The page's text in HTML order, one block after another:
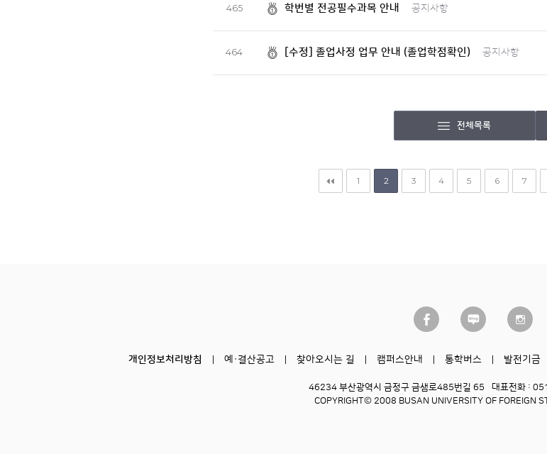
465 학번별 전공필수과목 안내 공지사항
464 [수정] 졸업사정 업무 안내 (졸업학점확인) 공지사항
전체목록
1 2 3 4 5 6 7
개인정보처리방침 예·결산공고 찾아오시는 길 캠퍼스안내 통학버스 발전기금
46234 부산광역시 금정구 금샘로485번길 65 대표전화 :
COPYRIGHT© 2008 BUSAN UNIVERSITY OF FOREIGN